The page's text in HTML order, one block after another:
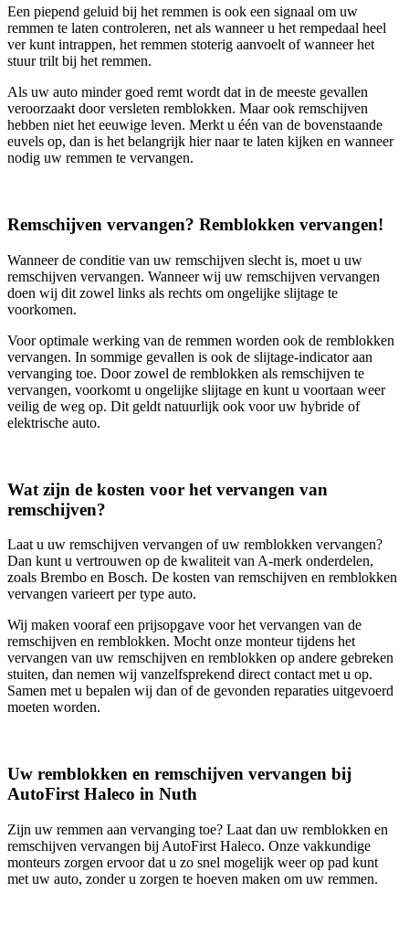
Een piepend geluid bij het remmen is ook een signaal om uw
remmen te laten controleren, net als wanneer u het rempedaal heel
ver kunt intrappen, het remmen stoterig aanvoelt of wanneer het
stuur trilt bij het remmen.
Als uw auto minder goed remt wordt dat in de meeste gevallen
veroorzaakt door versleten remblokken. Maar ook remschijven
hebben niet het eeuwige leven. Merkt u één van de bovenstaande
euvels op, dan is het belangrijk hier naar te laten kijken en wanneer
nodig uw remmen te vervangen.
Remschijven vervangen? Remblokken vervangen!
Wanneer de conditie van uw remschijven slecht is, moet u uw
remschijven vervangen. Wanneer wij uw remschijven vervangen
doen wij dit zowel links als rechts om ongelijke slijtage te
voorkomen.
Voor optimale werking van de remmen worden ook de remblokken
vervangen. In sommige gevallen is ook de slijtage-indicator aan
vervanging toe. Door zowel de remblokken als remschijven te
vervangen, voorkomt u ongelijke slijtage en kunt u voortaan weer
veilig de weg op. Dit geldt natuurlijk ook voor uw hybride of
elektrische auto.
Wat zijn de kosten voor het vervangen van
remschijven?
Laat u uw remschijven vervangen of uw remblokken vervangen?
Dan kunt u vertrouwen op de kwaliteit van A-merk onderdelen,
zoals Brembo en Bosch. De kosten van remschijven en remblokken
vervangen varieert per type auto.
Wij maken vooraf een prijsopgave voor het vervangen van de
remschijven en remblokken. Mocht onze monteur tijdens het
vervangen van uw remschijven en remblokken op andere gebreken
stuiten, dan nemen wij vanzelfsprekend direct contact met u op.
Samen met u bepalen wij dan of de gevonden reparaties uitgevoerd
moeten worden.
Uw remblokken en remschijven vervangen bij
AutoFirst Haleco in Nuth
Zijn uw remmen aan vervanging toe? Laat dan uw remblokken en
remschijven vervangen bij AutoFirst Haleco. Onze vakkundige
monteurs zorgen ervoor dat u zo snel mogelijk weer op pad kunt
met uw auto, zonder u zorgen te hoeven maken om uw remmen.